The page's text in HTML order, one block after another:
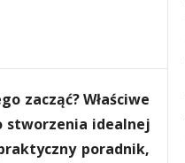
zacząć? Właściwe
stworzenia idealnej
poradnik,